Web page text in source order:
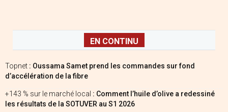
EN CONTINU
Topnet : Oussama Samet prend les commandes sur fond
d’accélération de la fibre
+143 % sur le marché local : Comment l’huile d’olive a redessiné
les résultats de la SOTUVER au S1 2026